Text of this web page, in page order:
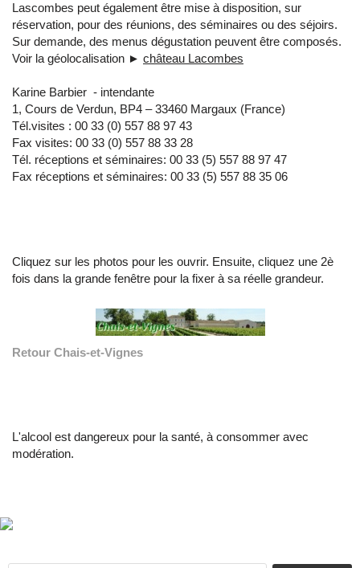
Lascombes peut également être mise à disposition, sur
réservation, pour des réunions, des séminaires ou des séjoirs.
Sur demande, des menus dégustation peuvent être composés.
Voir la géolocalisation ► château Lacombes
Karine Barbier - intendante
1, Cours de Verdun, BP4 – 33460 Margaux (France)
Tél.visites : 00 33 (0) 557 88 97 43
Fax visites: 00 33 (0) 557 88 33 28
Tél. réceptions et séminaires: 00 33 (5) 557 88 97 47
Fax réceptions et séminaires: 00 33 (5) 557 88 35 06
Cliquez sur les photos pour les ouvrir. Ensuite, cliquez une 2è
fois dans la grande fenêtre pour la fixer à sa réelle grandeur.
Retour Chais-et-Vignes
L'alcool est dangereux pour la santé, à consommer avec
modération.